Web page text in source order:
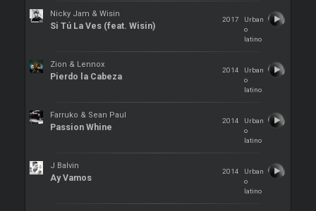
Nicky Jam & Wisin
Si Tú La Ves (feat. Wisin)
2017
Urban
o
latino
Zion & Lennox
Pierdo la Cabeza
2014
Urban
o
latino
Farruko & Sean Paul
Passion Whine
2014
Urban
o
latino
J Balvin
Ay Vamos
2014
Urban
o
latino